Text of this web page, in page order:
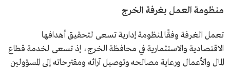
منظومة العمل بغرفة الخرج
تعمل الغرفة وفقًا لمنظومة إدارية تسعى لتحقيق أهدافها
الاقتصادية والاستثمارية في محافظة الخرج، إذ تسعى لخدمة قطاع
المال والأعمال ورعاية مصالحه وتوصيل آرائه ومقترحاته إلى المسؤولين